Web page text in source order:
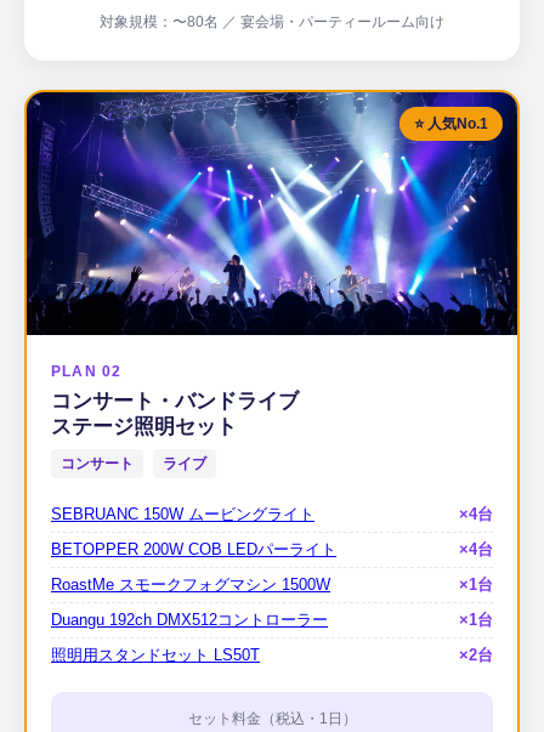
対象規模：〜80名 ／ 宴会場・パーティールーム向け
PLAN 02
コンサート・バンドライブ
ステージ照明セット
コンサート ライブ
SEBRUANC 150W ムービングライト
×4台
BETOPPER 200W COB LEDパーライト
×4台
RoastMe スモークフォグマシン 1500W
×1台
Duangu 192ch DMX512コントローラー
×1台
照明用スタンドセット LS50T
×2台
セット料金（税込・1日）